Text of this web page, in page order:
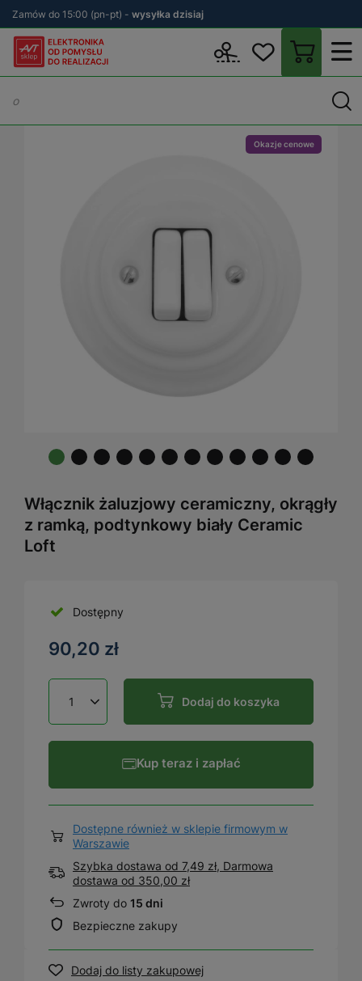
Zamów do 15:00 (pn-pt) - wysyłka dzisiaj
Osprzęt elektryczny i
Okazje cenowe
Włącznik żaluzjowy ceramiczny, okrągły
z ramką, podtynkowy biały Ceramic
Loft
Dostępny
90,20 zł
Dodaj do koszyka
Kup teraz i zapłać
Dostępne również w sklepie firmowym w
Warszawie
Szybka dostawa od 7,49 zł, Darmowa
dostawa od 350,00 zł
Zwroty do 15 dni
Bezpieczne zakupy
Dodaj do listy zakupowej